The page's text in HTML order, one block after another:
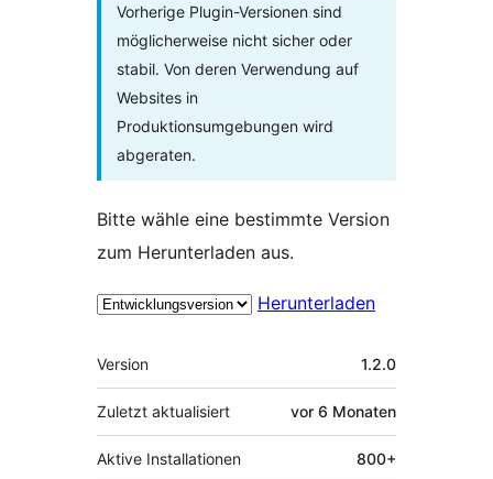
Vorherige Plugin-Versionen sind
möglicherweise nicht sicher oder
stabil. Von deren Verwendung auf
Websites in
Produktionsumgebungen wird
abgeraten.
Bitte wähle eine bestimmte Version
zum Herunterladen aus.
Herunterladen
Meta
Version 1.2.0
Zuletzt aktualisiert vor 6 Monaten
Aktive Installationen 800+